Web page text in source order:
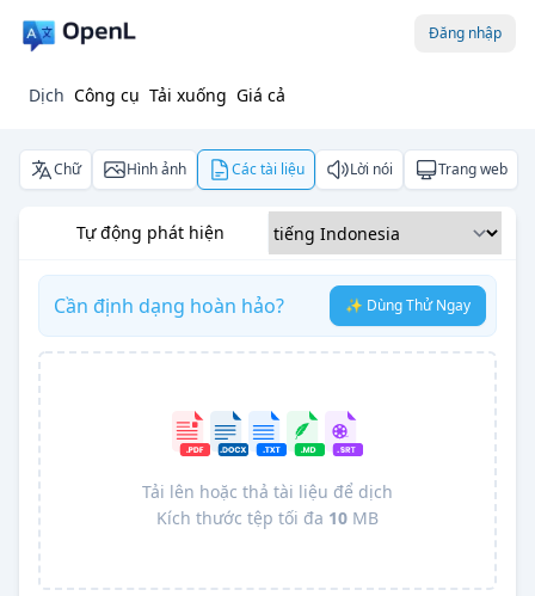
Đăng nhập
Dịch Công cụ Tải xuống Giá cả
Chữ Hình ảnh Các tài liệu Lời nói Trang web
Tự động phát hiện
Cần định dạng hoàn hảo? ✨ Dùng Thử Ngay
Tải lên hoặc thả tài liệu để dịch
Kích thước tệp tối đa 10 MB